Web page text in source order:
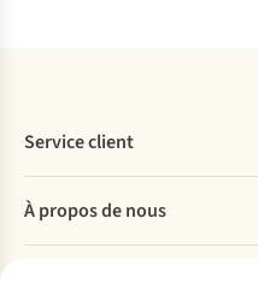
Service client
Commander
Payer
À propos de nous